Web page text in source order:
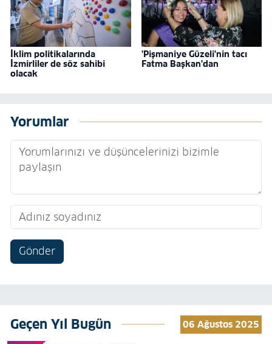
İklim politikalarında
İzmirliler de söz sahibi
olacak
'Pişmaniye Güzeli'nin tacı
Fatma Başkan'dan
Yorumlar
Gönder
Geçen Yıl Bugün 06 Ağustos 2025